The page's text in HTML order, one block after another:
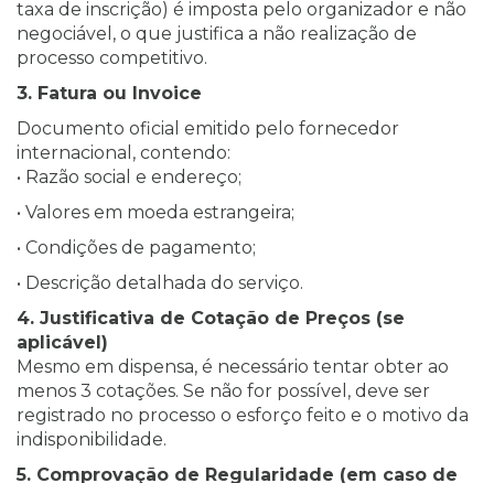
taxa de inscrição) é imposta pelo organizador e não
negociável, o que justifica a não realização de
processo competitivo.
3. Fatura ou Invoice
Documento oficial emitido pelo fornecedor
internacional, contendo:
• Razão social e endereço;
• Valores em moeda estrangeira;
• Condições de pagamento;
• Descrição detalhada do serviço.
4. Justificativa de Cotação de Preços (se
aplicável)
Mesmo em dispensa, é necessário tentar obter ao
menos 3 cotações. Se não for possível, deve ser
registrado no processo o esforço feito e o motivo da
indisponibilidade.
5. Comprovação de Regularidade (em caso de